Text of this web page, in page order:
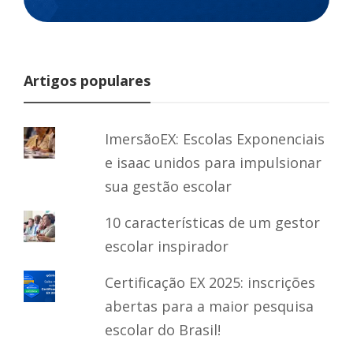
Artigos populares
ImersãoEX: Escolas Exponenciais
e isaac unidos para impulsionar
sua gestão escolar
10 características de um gestor
escolar inspirador
Certificação EX 2025: inscrições
abertas para a maior pesquisa
escolar do Brasil!